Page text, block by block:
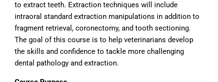
to extract teeth. Extraction techniques will include
intraoral standard extraction manipulations in addition to
fragment retrieval, coronectomy, and tooth sectioning.
The goal of this course is to help veterinarians develop
the skills and confidence to tackle more challenging
dental pathology and extraction.